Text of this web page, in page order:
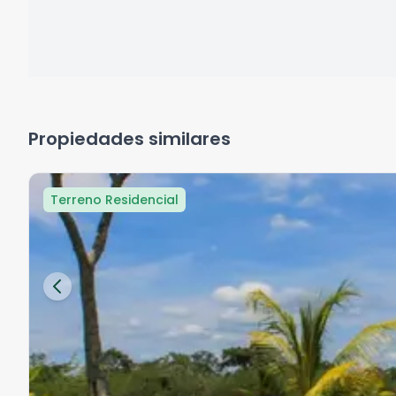
Propiedades similares
Terreno Residencial